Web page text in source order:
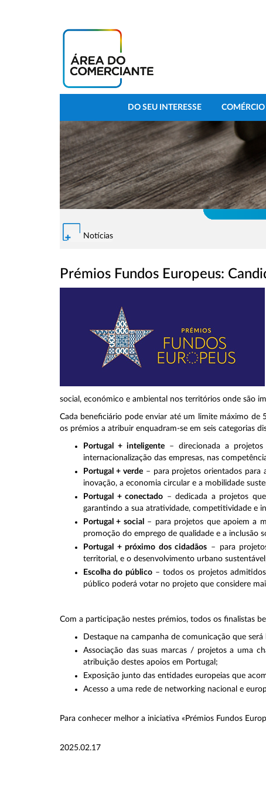
DO SEU INTERESSE
Notícias
Prémios Fundos Europeus:
social, económico e ambiental nos territórios onde são
Cada beneficiário pode enviar até um limite máximo
os prémios a atribuir enquadram-se em seis categorias
Portugal + inteligente– direcionada a projetos
internacionalização das empresas, nas
Portugal + verde– para projetos orientados para
inovação, a economia circular e a mobilidade
Portugal + conectado – dedicada a projetos
garantindo a sua atratividade, competitividade e
Portugal + social
– para projetos que apoiem a
promoção do emprego de qualidade e a inclusão
Portugal + próximo dos cidadãos – para
territorial, e o desenvolvimento urbano
Escolha do público– todos os projetos admitidos
público poderá votar no projeto que considere
Com a participação nestes prémios, todos os finalistas
Destaque na campanha de comunicação que
Associação das suas marcas / projetos a uma
atribuição destes apoios em Portugal;
Exposição junto das entidades europeias que
Acesso a uma rede de networking nacional e
Para conhecer melhor a iniciativa «Prémios Fundos
2025.02.17